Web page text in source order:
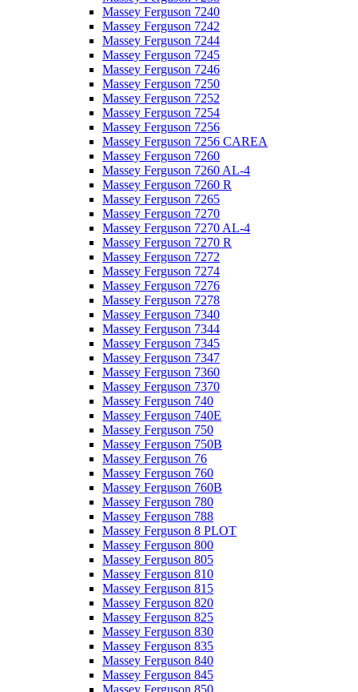
Massey Ferguson 7240
Massey Ferguson 7242
Massey Ferguson 7244
Massey Ferguson 7245
Massey Ferguson 7246
Massey Ferguson 7250
Massey Ferguson 7252
Massey Ferguson 7254
Massey Ferguson 7256
Massey Ferguson 7256 CAREA
Massey Ferguson 7260
Massey Ferguson 7260 AL-4
Massey Ferguson 7260 R
Massey Ferguson 7265
Massey Ferguson 7270
Massey Ferguson 7270 AL-4
Massey Ferguson 7270 R
Massey Ferguson 7272
Massey Ferguson 7274
Massey Ferguson 7276
Massey Ferguson 7278
Massey Ferguson 7340
Massey Ferguson 7344
Massey Ferguson 7345
Massey Ferguson 7347
Massey Ferguson 7360
Massey Ferguson 7370
Massey Ferguson 740
Massey Ferguson 740E
Massey Ferguson 750
Massey Ferguson 750B
Massey Ferguson 76
Massey Ferguson 760
Massey Ferguson 760B
Massey Ferguson 780
Massey Ferguson 788
Massey Ferguson 8 PLOT
Massey Ferguson 800
Massey Ferguson 805
Massey Ferguson 810
Massey Ferguson 815
Massey Ferguson 820
Massey Ferguson 825
Massey Ferguson 830
Massey Ferguson 835
Massey Ferguson 840
Massey Ferguson 845
Massey Ferguson 850